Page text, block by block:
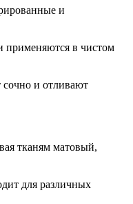
и
применяются в чистом
сочно и отливают
тканям матовый,
для различных